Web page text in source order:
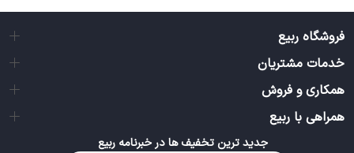
فروشگاه ربیع
خدمات مشتریان
همکاری و فروش
همراهی با ربیع
جدید ترین تخفیف ها در خبرنامه ربیع